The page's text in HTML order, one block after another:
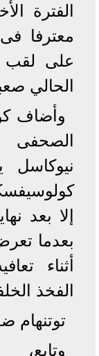
الفترة
معترفا
على لقب
الحالي
وأضاف
الصحفى
نيوكاسل
إلا بعد
بعدما
أثناء
الفخذ
توتنهام